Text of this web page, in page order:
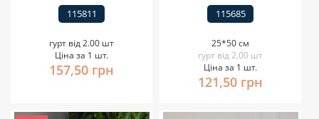
115811
гурт від 2.00 шт
Ціна за 1 шт.
157,50 грн
115685
25*50 см
гурт від 2.00 шт
Ціна за 1 шт.
121,50 грн